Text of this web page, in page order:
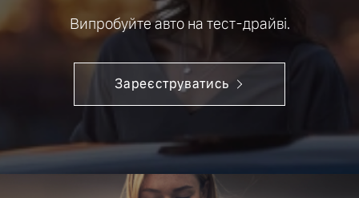
Випробуйте авто на тест-драйві.
Зареєструватись